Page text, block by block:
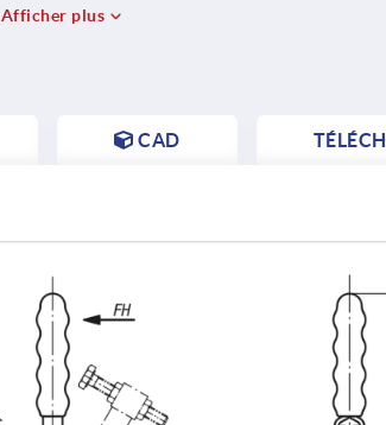
Afficher plus
CAD